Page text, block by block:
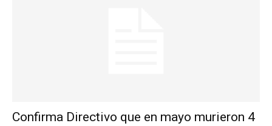
Confirma Directivo que en mayo murieron 4